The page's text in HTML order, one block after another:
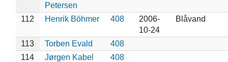
Petersen
112 Henrik Böhmer 408
2006-
10-24
Blåvand
113 Torben Evald
408
114
Jørgen Kabel
408